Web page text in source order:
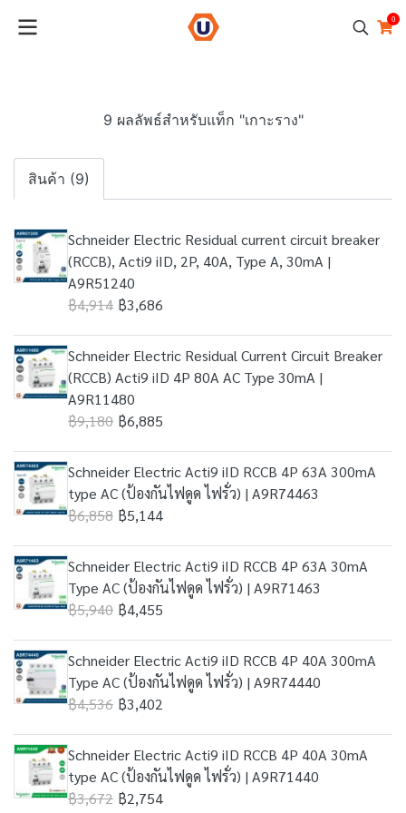
0
9 ผลลัพธ์สำหรับแท็ก "เกาะราง"
สินค้า (9)
Schneider Electric Residual current circuit breaker
(RCCB), Acti9 iID, 2P, 40A, Type A, 30mA |
A9R51240
฿4,914 ฿3,686
Schneider Electric Residual Current Circuit Breaker
(RCCB) Acti9 iID 4P 80A AC Type 30mA |
A9R11480
฿9,180 ฿6,885
Schneider Electric Acti9 iID RCCB 4P 63A 300mA
type AC (ป้องกันไฟดูด ไฟรั่ว) | A9R74463
฿6,858 ฿5,144
Schneider Electric Acti9 iID RCCB 4P 63A 30mA
Type AC (ป้องกันไฟดูด ไฟรั่ว) | A9R71463
฿5,940 ฿4,455
Schneider Electric Acti9 iID RCCB 4P 40A 300mA
Type AC (ป้องกันไฟดูด ไฟรั่ว) | A9R74440
฿4,536 ฿3,402
Schneider Electric Acti9 iID RCCB 4P 40A 30mA
type AC (ป้องกันไฟดูด ไฟรั่ว) | A9R71440
฿3,672 ฿2,754